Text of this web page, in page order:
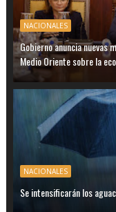
NACIONALES
Gobierno anuncia
Medio Oriente sobre la
NACIONALES
Se intensificarán los